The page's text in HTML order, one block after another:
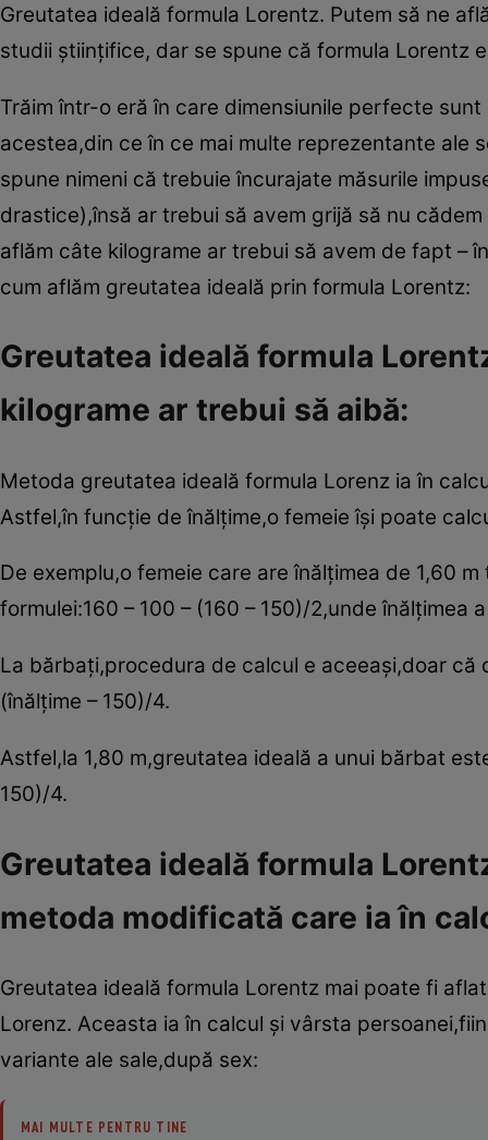
Greutatea ideală formula Lorentz. Putem să ne
studii ştiinţifice, dar se spune că formula Lorentz
Trăim într-o eră în care dimensiunile perfecte
acestea,din ce în ce mai multe reprezentante ale
spune nimeni că trebuie încurajate măsurile
drastice),însă ar trebui să avem grijă să nu
aflăm câte kilograme ar trebui să avem de fapt –
cum aflăm greutatea ideală prin formula Lorentz:
Greutatea ideală formula
kilograme ar trebui să aibă:
Metoda greutatea ideală formula Lorenz ia în
Astfel,în funcţie de înălţime,o femeie îşi poate
De exemplu,o femeie care are înălţimea de 1,60
formulei:160 – 100 – (160 – 150)/2,unde înălţimea
La bărbaţi,procedura de calcul e aceeaşi,doar că
(înălţime – 150)/4.
Astfel,la 1,80 m,greutatea ideală a unui bărbat
150)/4.
Greutatea ideală formula
metoda modificată care ia în
Greutatea ideală formula Lorentz mai poate fi
Lorenz. Aceasta ia în calcul şi vârsta
variante ale sale,după sex:
MAI MULTE PENTRU TINE